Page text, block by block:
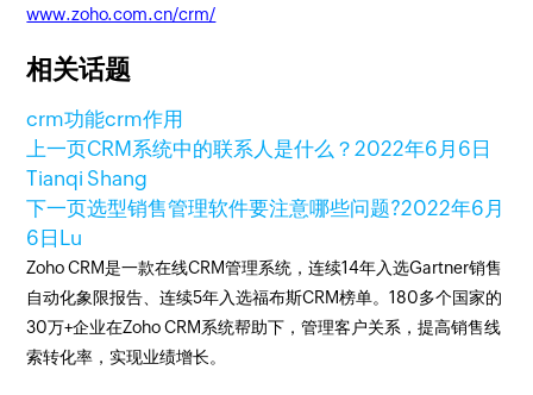
www.zoho.com.cn/crm/
相关话题
crm功能crm作用
上一页CRM系统中的联系人是什么？2022年6月6日
Tianqi Shang
下一页选型销售管理软件要注意哪些问题?2022年6月
6日 Lu
Zoho CRM是一款在线CRM管理系统，连续14年入选Gartner销售
自动化象限报告、连续5年入选福布斯CRM榜单。180多个国家的
30万+企业在Zoho CRM系统帮助下，管理客户关系，提高销售线
索转化率，实现业绩增长。